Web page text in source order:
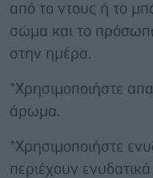
από το ντους ή το
σώμα και το
στην ημέρα.
*Χρησιμοποιήστε
άρωμα.
*Χρησιμοποιήστε
περιέχουν